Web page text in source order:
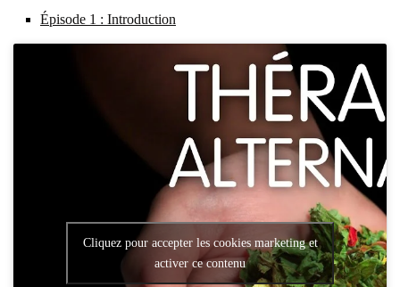
Épi­sode 1 : Intro­duc­tion
Cliquez pour accepter les cookies marketing et
activer ce contenu